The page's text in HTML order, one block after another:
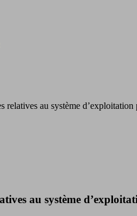
relatives au système
au système